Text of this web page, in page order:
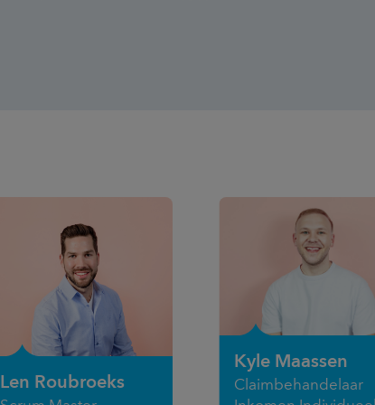
Len Roubroeks
Kyle Maassen
Claimbehandelaar